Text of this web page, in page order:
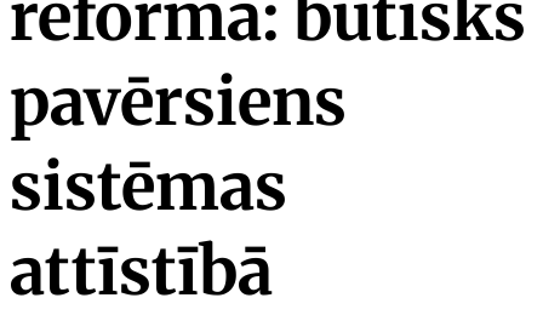
pavērsiens
sistēmas
attīstībā